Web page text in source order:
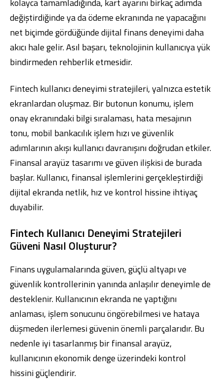
kolayca tamamladığında, kart ayarını birkaç adımda
değiştirdiğinde ya da ödeme ekranında ne yapacağını
net biçimde gördüğünde dijital finans deneyimi daha
akıcı hale gelir. Asıl başarı, teknolojinin kullanıcıya yük
bindirmeden rehberlik etmesidir.
Fintech kullanıcı deneyimi stratejileri, yalnızca estetik
ekranlardan oluşmaz. Bir butonun konumu, işlem
onay ekranındaki bilgi sıralaması, hata mesajının
tonu, mobil bankacılık işlem hızı ve güvenlik
adımlarının akışı kullanıcı davranışını doğrudan etkiler.
Finansal arayüz tasarımı ve güven ilişkisi de burada
başlar. Kullanıcı, finansal işlemlerini gerçekleştirdiği
dijital ekranda netlik, hız ve kontrol hissine ihtiyaç
duyabilir.
Fintech Kullanıcı Deneyimi Stratejileri
Güveni Nasıl Oluşturur?
Finans uygulamalarında güven, güçlü altyapı ve
güvenlik kontrollerinin yanında anlaşılır deneyimle de
desteklenir. Kullanıcının ekranda ne yaptığını
anlaması, işlem sonucunu öngörebilmesi ve hataya
düşmeden ilerlemesi güvenin önemli parçalarıdır. Bu
nedenle iyi tasarlanmış bir finansal arayüz,
kullanıcının ekonomik denge üzerindeki kontrol
hissini güçlendirir.